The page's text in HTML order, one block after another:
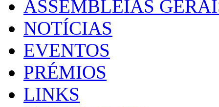
ASSEMBLEIAS
NOTÍCIAS
EVENTOS
PRÉMIOS
LINKS